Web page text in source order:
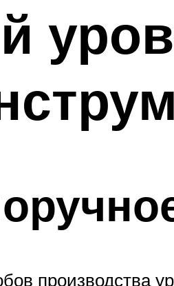
производства